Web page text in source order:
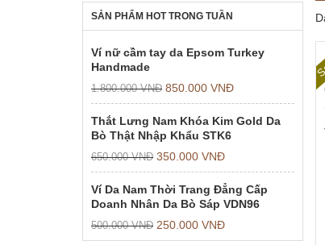
SẢN PHẨM HOT TRONG TUẦN
Ví nữ cầm tay da Epsom Turkey
Handmade
1.800.000VNĐ 850.000 VNĐ
Thắt Lưng Nam Khóa Kim Gold Da
Bò Thật Nhập Khẩu STK6
650.000VNĐ 350.000 VNĐ
Ví Da Nam Thời Trang Đẳng Cấp
Doanh Nhân Da Bò Sáp VDN96
500.000VNĐ 250.000 VNĐ